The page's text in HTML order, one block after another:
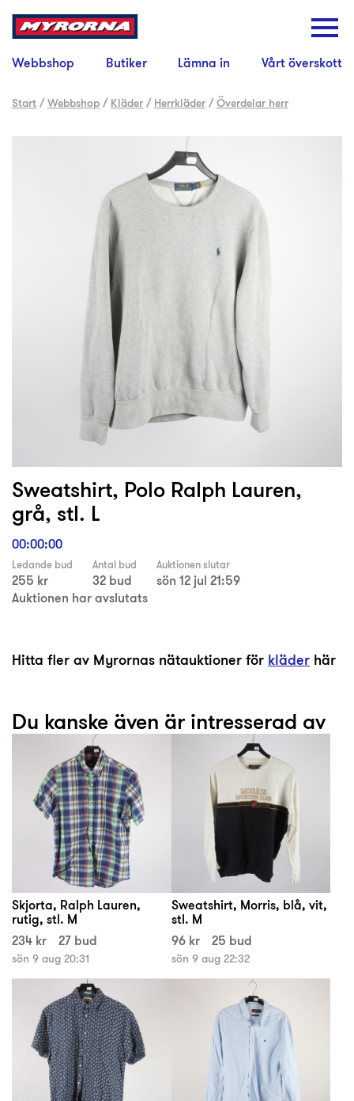
Webbshop Butiker Lämna in Vårt överskott
Start /Webbshop / Kläder / Herrkläder /Överdelar herr
Sweatshirt, Polo Ralph Lauren,
grå, stl. L
00:00:00
Ledande bud
255 kr
Antal bud
32 bud
Auktionen slutar
sön 12 jul 21:59
Auktionen har avslutats
Hitta fler av Myrornas nätauktioner för kläder här
Du kanske även är intresserad av
Skjorta, Ralph Lauren,
rutig, stl. M
234 kr
27 bud
sön 9 aug 20:31
Sweatshirt, Morris, blå, vit,
stl. M
96 kr
25 bud
sön 9 aug 22:32